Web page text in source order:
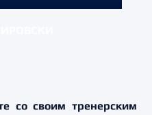
со своим тренерским